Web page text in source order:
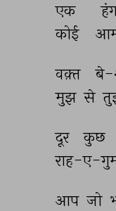
एक
कोई
वक़्त
मुझ से
दूर कुछ
राह-ए-
आप जो